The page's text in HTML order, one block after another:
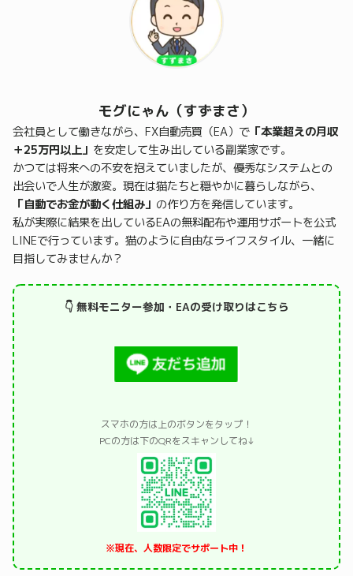
モグにゃん（すずまさ）
会社員として働きながら、FX自動売買（EA）で 「本業超えの月収
＋25万円以上」 を安定して生み出している副業家です。
かつては将来への不安を抱えていましたが、優秀なシステムとの
出会いで人生が激変。現在は猫たちと穏やかに暮らしながら、
「自動でお金が動く仕組み」 の作り方を発信しています。
私が実際に結果を出しているEAの無料配布や運用サポートを公式
LINEで行っています。猫のように自由なライフスタイル、一緒に
目指してみませんか？
👇 無料モニター参加・EAの受け取りはこちら
スマホの方は上のボタンをタップ！
PCの方は下のQRをスキャンしてね↓
※現在、人数限定でサポート中！